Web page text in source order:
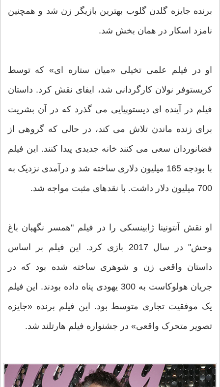
برنده جایزه گلدن گلوب بهترین بازیگر زن شد و همچنین
نامزد اسکار در همان بخش شد.
او در فیلم علمی تخیلی «میان ستاره ای» که توسط
کریستوفر نولان کارگردانی شد، ایفای نقش کرد. داستان
فیلم در آینده ای دیستوپیایی می گذرد که در آن بشریت
برای زنده ماندن تلاش می کند، در حالی که گروهی از
فضانوردان سعی می کنند خانه جدیدی پیدا کنند. این فیلم
با بودجه 165 میلیون دلاری ساخته شد و درآمدی نزدیک به
700 میلیون دلار داشت. با نقدهای مثبت مواجه شد.
او نقش آنتونینا ژابینسکی را در فیلم "همسر نگهبان باغ
وحش" در سال 2017 بازی کرد. این فیلم بر اساس
داستان واقعی زن و شوهری ساخته شده بود که در
جریان هولوکاست به 300 یهودی پناه داده بودند. این فیلم
یک موفقیت تجاری متوسط ​​بود. این فیلم برنده «جایزه
تصویر متحرک واقعی» در جشنواره فیلم هارتلند شد.